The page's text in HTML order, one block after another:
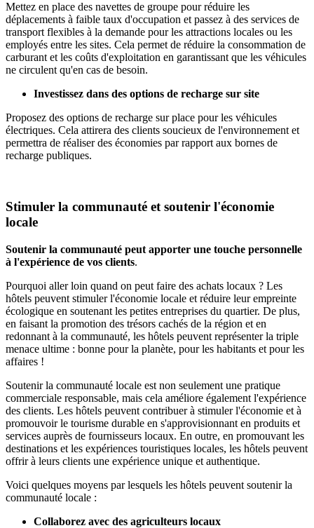
Mettez en place des navettes de groupe pour réduire les
déplacements à faible taux d'occupation et passez à des services de
transport flexibles à la demande pour les attractions locales ou les
employés entre les sites. Cela permet de réduire la consommation de
carburant et les coûts d'exploitation en garantissant que les véhicules
ne circulent qu'en cas de besoin.
Investissez dans des options de recharge sur site
Proposez des options de recharge sur place pour les véhicules
électriques. Cela attirera des clients soucieux de l'environnement et
permettra de réaliser des économies par rapport aux bornes de
recharge publiques.
Stimuler la communauté et soutenir l'économie
locale
Soutenir la communauté peut apporter une touche personnelle
à l'expérience de vos clients.
Pourquoi aller loin quand on peut faire des achats locaux ? Les
hôtels peuvent stimuler l'économie locale et réduire leur empreinte
écologique en soutenant les petites entreprises du quartier. De plus,
en faisant la promotion des trésors cachés de la région et en
redonnant à la communauté, les hôtels peuvent représenter la triple
menace ultime : bonne pour la planète, pour les habitants et pour les
affaires !
Soutenir la communauté locale est non seulement une pratique
commerciale responsable, mais cela améliore également l'expérience
des clients. Les hôtels peuvent contribuer à stimuler l'économie et à
promouvoir le tourisme durable en s'approvisionnant en produits et
services auprès de fournisseurs locaux. En outre, en promouvant les
destinations et les expériences touristiques locales, les hôtels peuvent
offrir à leurs clients une expérience unique et authentique.
Voici quelques moyens par lesquels les hôtels peuvent soutenir la
communauté locale :
Collaborez avec des agriculteurs locaux